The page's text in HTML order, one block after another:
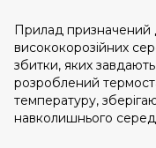
Прилад призначений
висококорозійних
збитки, яких завдають
розроблений
температуру,
навколишнього